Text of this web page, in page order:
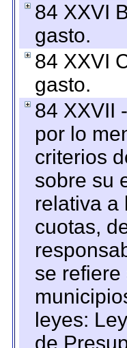
84 XXVI
gasto.
84 XXVI
gasto.
84 XXVII
por lo
criterios
sobre su
relativa a
cuotas,
se
leyes:
de